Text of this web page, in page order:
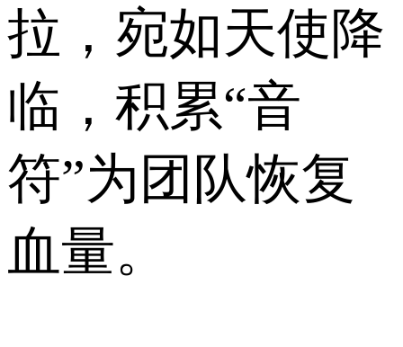
拉，宛如天使降
临，积累“音
符”为团队恢复
血量。